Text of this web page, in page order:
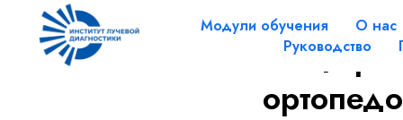
Модули обучения О нас
Руководство